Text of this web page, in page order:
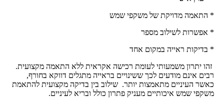
* התאמה מדויקת של משקפי שמש
* אפשרות לשילוב מספר
* בדיקות ראייה במקום אחד
זהו יתרון משמעותי לעומת רכישה אקראית ללא התאמה מקצועית.
רבים אינם מודעים לכך ששינויים בראייה מתגלים דווקא בחורף,
כאשר העיניים מתאמצות יותר. שילוב בין בדיקה מקצועית להתאמת
משקפי שמש איכותיים מעניק פתרון כולל ובריא לעיניים.